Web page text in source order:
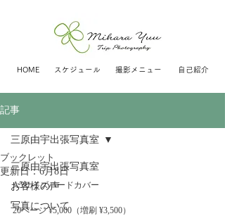
HOME スケジュール 撮影メニュー 自己紹介
記事
三原由宇出張写真室
お客様の声
写真について
三原由宇出張写真室
ブックレット
更新日：6月8日
A5サイズハードカバー
20ページ ¥5,000（増刷 ¥3,500）